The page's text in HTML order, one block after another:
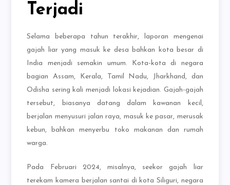
Terjadi
Selama beberapa tahun terakhir, laporan mengenai
gajah liar yang masuk ke desa bahkan kota besar di
India menjadi semakin umum. Kota-kota di negara
bagian Assam, Kerala, Tamil Nadu, Jharkhand, dan
Odisha sering kali menjadi lokasi kejadian. Gajah-gajah
tersebut, biasanya datang dalam kawanan kecil,
berjalan menyusuri jalan raya, masuk ke pasar, merusak
kebun, bahkan menyerbu toko makanan dan rumah
warga.
Pada Februari 2024, misalnya, seekor gajah liar
terekam kamera berjalan santai di kota Siliguri, negara